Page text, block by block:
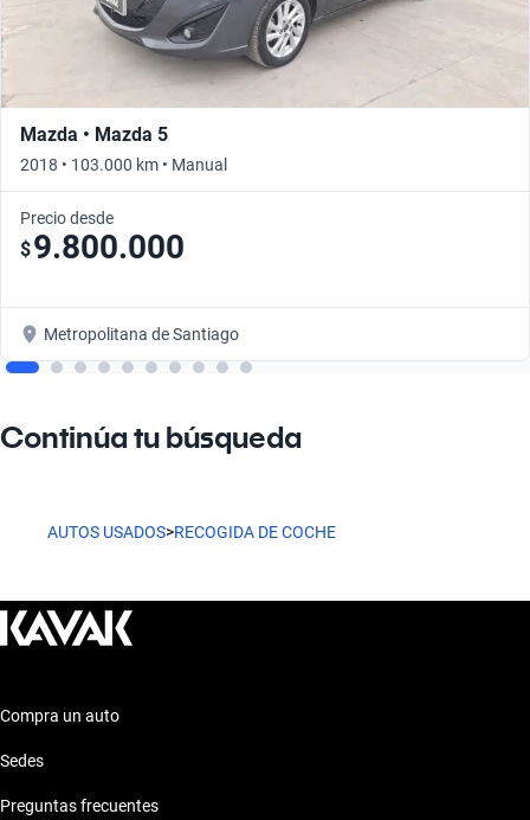
Mazda • Mazda 5
2018 • 103.000 km • Manual
Precio desde
$9.800.000
Metropolitana de Santiago
Continúa tu búsqueda
AUTOS USADOS>RECOGIDA DE COCHE
Compra un auto
Sedes
Preguntas frecuentes